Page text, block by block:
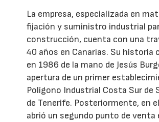
La empresa, especializada en
fijación y suministro industrial
construcción, cuenta con una
40 años en Canarias. Su historia
en 1986 de la mano de Jesús
apertura de un primer
Polígono Industrial Costa Sur de
de Tenerife. Posteriormente, en
abrió un segundo punto de venta